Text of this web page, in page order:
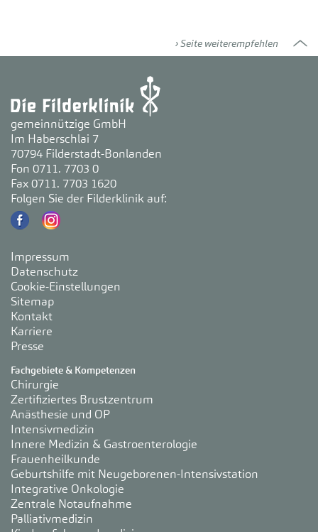
Seite weiterempfehlen
gemeinnützige GmbH
Im Haberschlai 7
70794 Filderstadt-Bonlanden
Fon 0711. 7703 0
Fax 0711. 7703 1620
Folgen Sie der Filderklinik auf:
Impressum
Datenschutz
Cookie-Einstellungen
Sitemap
Kontakt
Karriere
Presse
Fachgebiete & Kompetenzen
Chirurgie
Zertifiziertes Brustzentrum
Anästhesie und OP
Intensivmedizin
Innere Medizin & Gastroenterologie
Frauenheilkunde
Geburtshilfe mit Neugeborenen-Intensivstation
Integrative Onkologie
Zentrale Notaufnahme
Palliativmedizin